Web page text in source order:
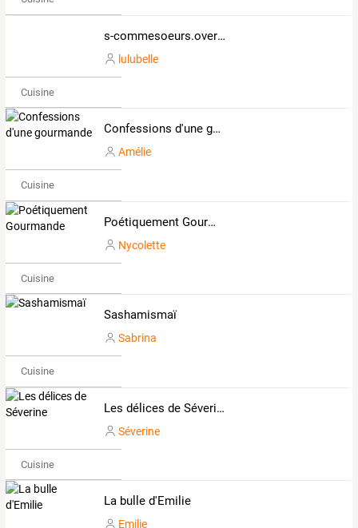
s-commesoeurs.over-blog.com
lulubelle
Cuisine
Confessions d'une gourmande
Amélie
Cuisine
Poétiquement Gourmande
Nycolette
Cuisine
Sashamismaï
Sabrina
Cuisine
Les délices de Séverine
Séverine
Cuisine
La bulle d'Emilie
Emilie